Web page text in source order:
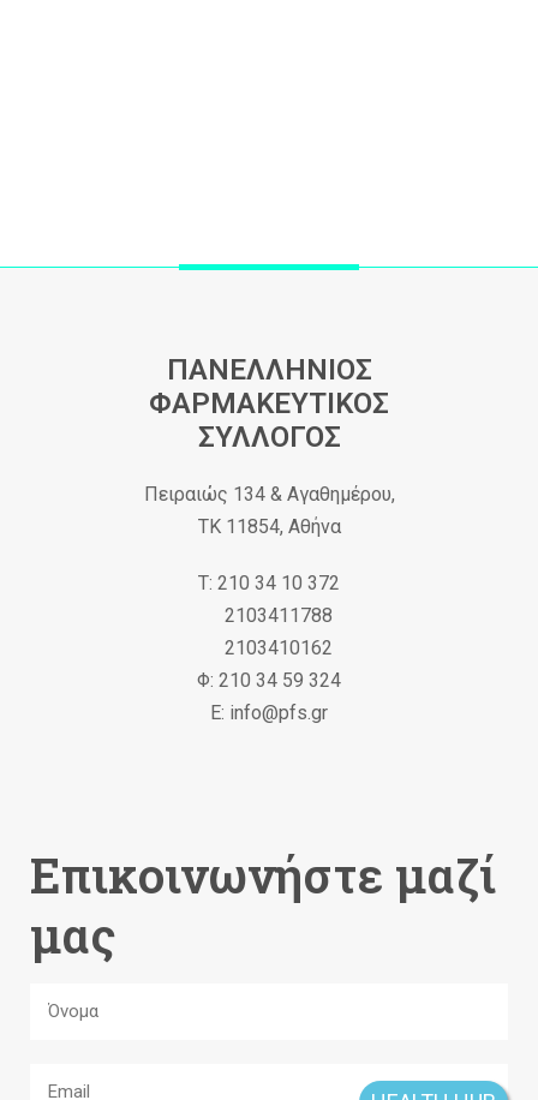
ΠΑΝΕΛΛΗΝΙΟΣ
ΦΑΡΜΑΚΕΥΤΙΚΟΣ
ΣΥΛΛΟΓΟΣ
Πειραιώς 134 & Αγαθημέρου,
ΤΚ 11854, Αθήνα
Τ: 210 34 10 372
2103411788
2103410162
Φ: 210 34 59 324
Ε: info@pfs.gr
Επικοινωνήστε μαζί
μας